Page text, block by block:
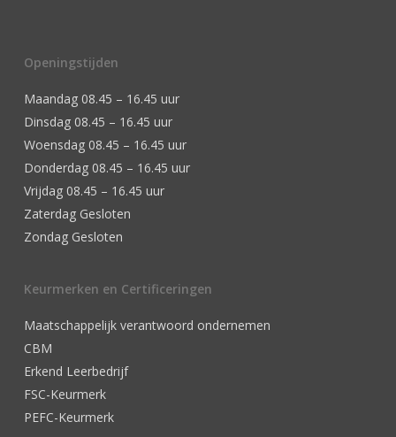
Openingstijden
Maandag 08.45 – 16.45 uur
Dinsdag 08.45 – 16.45 uur
Woensdag 08.45 – 16.45 uur
Donderdag 08.45 – 16.45 uur
Vrijdag 08.45 – 16.45 uur
Zaterdag Gesloten
Zondag Gesloten
Keurmerken en Certificeringen
Maatschappelijk verantwoord ondernemen
CBM
Erkend Leerbedrijf
FSC-Keurmerk
PEFC-Keurmerk